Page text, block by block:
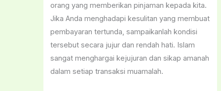
orang yang memberikan pinjaman kepada kita.
Jika Anda menghadapi kesulitan yang membuat
pembayaran tertunda, sampaikanlah kondisi
tersebut secara jujur dan rendah hati. Islam
sangat menghargai kejujuran dan sikap amanah
dalam setiap transaksi muamalah.